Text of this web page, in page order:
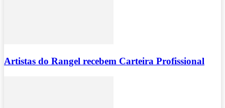
Artistas do Rangel recebem Carteira Profissional